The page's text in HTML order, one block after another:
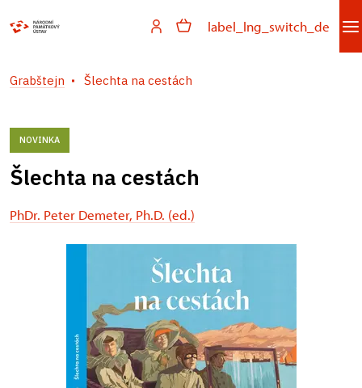
label_lng_switch_de
Grabštejn Šlechta na cestách
NOVINKA
Šlechta na cestách
PhDr. Peter Demeter, Ph.D. (ed.)